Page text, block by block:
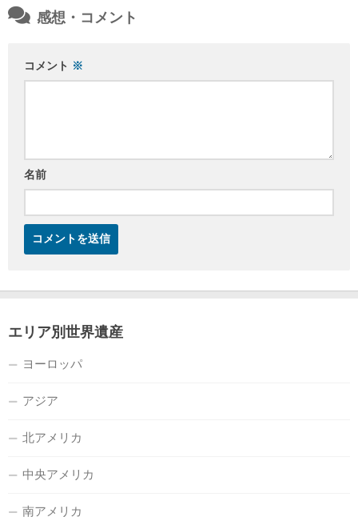
感想・コメント
コメント ※
名前
エリア別世界遺産
ヨーロッパ
アジア
北アメリカ
中央アメリカ
南アメリカ